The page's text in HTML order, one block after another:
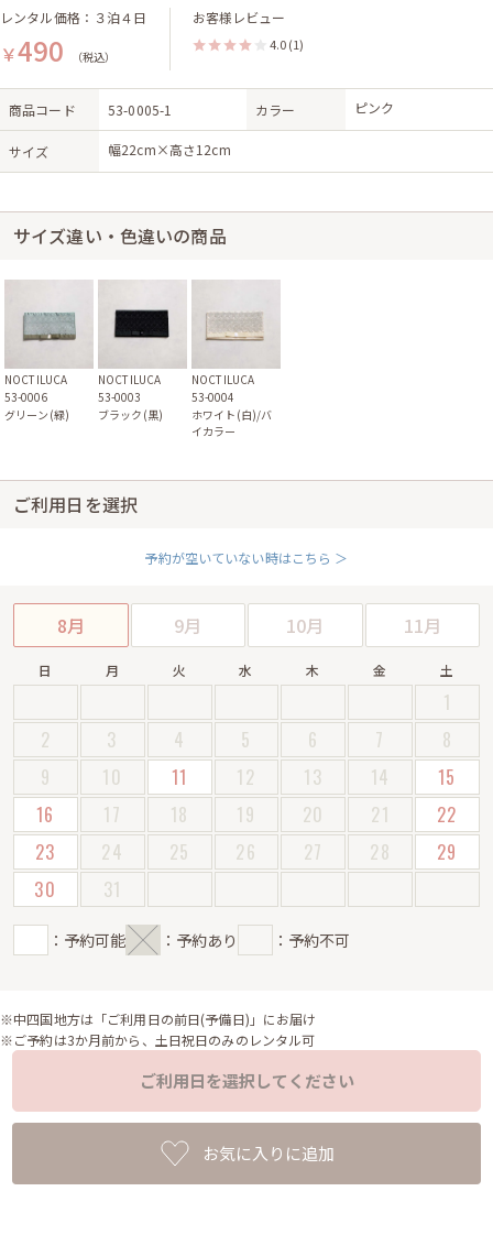
レンタル価格：３泊４日
￥490 （税込）
お客様レビュー
4.0 (1)
商品コード 53-0005-1 カラー ピンク
サイズ 幅22cm×高さ12cm
サイズ違い・色違いの商品
NOCTILUCA
53-0006
グリーン(緑)
NOCTILUCA
53-0003
ブラック(黒)
NOCTILUCA
53-0004
ホワイト(白)/バ
イカラー
ご利用日を選択
予約が空いていない時はこちら ＞
8月 9月 10月 11月
日 月 火 水 木 金 土
1
2
3 4 5 6 7
8
9
10 11 12 13 14
15
16
17 18 19 20 21
22
23
24 25 26 27 28
29
30
31
：予約可能 ：予約あり ：予約不可
※中四国地方は「ご利用日の前日(予備日)」にお届け
※ご予約は3か月前から、土日祝日のみのレンタル可
ご利用日を選択してください
お気に入りに追加